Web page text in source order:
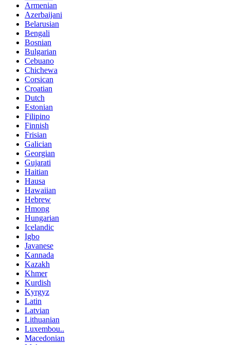
Armenian
Azerbaijani
Belarusian
Bengali
Bosnian
Bulgarian
Cebuano
Chichewa
Corsican
Croatian
Dutch
Estonian
Filipino
Finnish
Frisian
Galician
Georgian
Gujarati
Haitian
Hausa
Hawaiian
Hebrew
Hmong
Hungarian
Icelandic
Igbo
Javanese
Kannada
Kazakh
Khmer
Kurdish
Kyrgyz
Latin
Latvian
Lithuanian
Luxembou..
Macedonian